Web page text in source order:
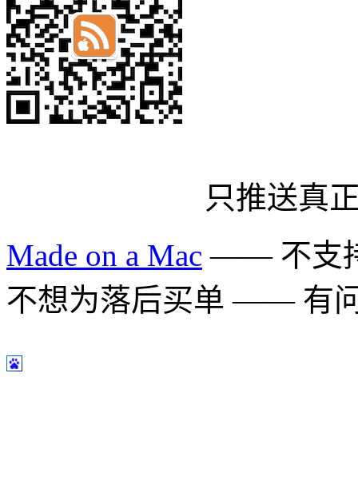
只推送真
Made on a Mac —— 不支
不想为落后买单 —— 有